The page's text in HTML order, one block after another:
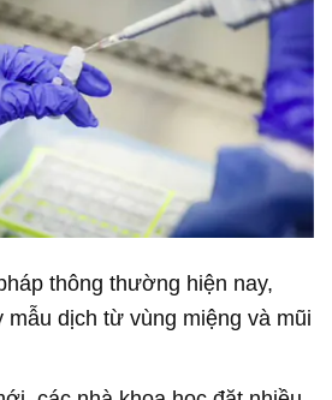
thông thường hiện nay,
mẫu dịch từ vùng miệng và mũi